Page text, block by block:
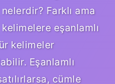
Farklı ama
eşanlamlı
kelimeler
Eşanlamlı
cümle